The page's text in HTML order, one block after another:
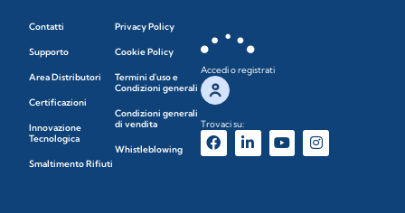
Contatti
Supporto
Area Distributori
Certificazioni
Innovazione
Tecnologica
Smaltimento Rifiuti
Privacy Policy
Cookie Policy
Termini d'uso e
Condizioni generali
Condizioni generali
di vendita
Whistleblowing
Accedi o registrati
Trovaci su: